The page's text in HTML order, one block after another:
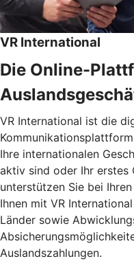
VR International
Die Online-
VR International ist die
Ihre internationalen
aktiv sind oder Ihr erstes
unterstützen Sie bei
Ihnen mit VR
Länder sowie
Auslandszahlungen.